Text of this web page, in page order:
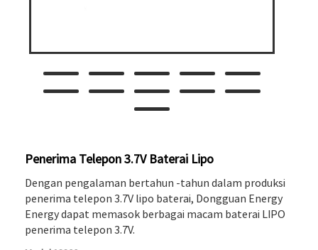
Penerima Telepon 3.7V Baterai Lipo
Dengan pengalaman bertahun -tahun dalam produksi
penerima telepon 3.7V lipo baterai, Dongguan Energy
Energy dapat memasok berbagai macam baterai LIPO
penerima telepon 3.7V.